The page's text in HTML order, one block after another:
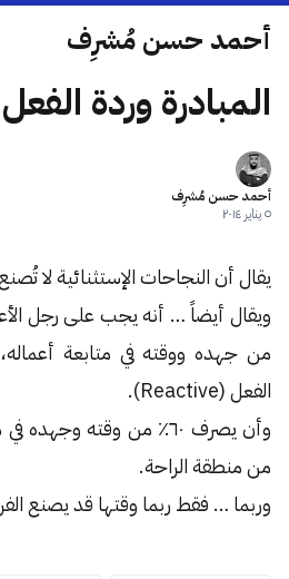
أحمد حسن مُشرِف
المبادرة وردة الفعل
أحمد حسن مُشرِف
٥ يناير ٢٠١٤
يقال أن النجاحات الإستثنائية لا
من جهده ووقته في متابعة
الفعل (Reactive).
وأن يصرف ٦٠٪ من وقته
من منطقة الراحة.
وربما … فقط ربما وقتها قد يصنع